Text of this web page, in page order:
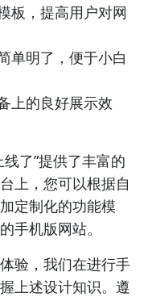
板，提高用户对网
单明了，便于小白
上的良好展示效
了”提供了丰富的
上，您可以根据自
定制化的功能模
手机版网站。
验，我们在进行手
上述设计知识。遵